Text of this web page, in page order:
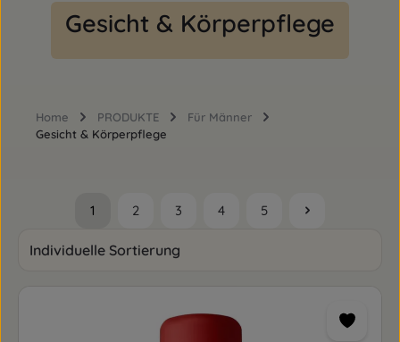
Gesicht & Körperpflege
Home PRODUKTE
Für Männer
Gesicht & Körperpflege
Seite
1 Seite
2 Seite
3 Seite
4 Seite
5